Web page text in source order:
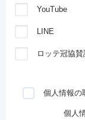
YouTube
LINE
ロッテ冠協
個人情報の
個人